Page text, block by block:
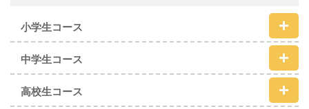
小学生コース
中学生コース
高校生コース